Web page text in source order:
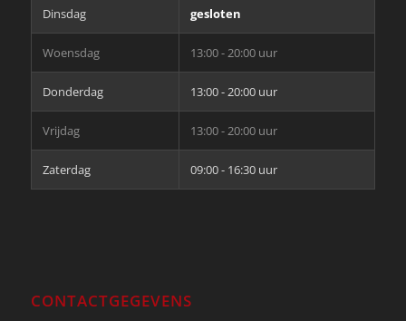
Dinsdag gesloten
Woensdag 13:00 - 20:00 uur
Donderdag 13:00 - 20:00 uur
Vrijdag 13:00 - 20:00 uur
Zaterdag 09:00 - 16:30 uur
CONTACTGEGEVENS